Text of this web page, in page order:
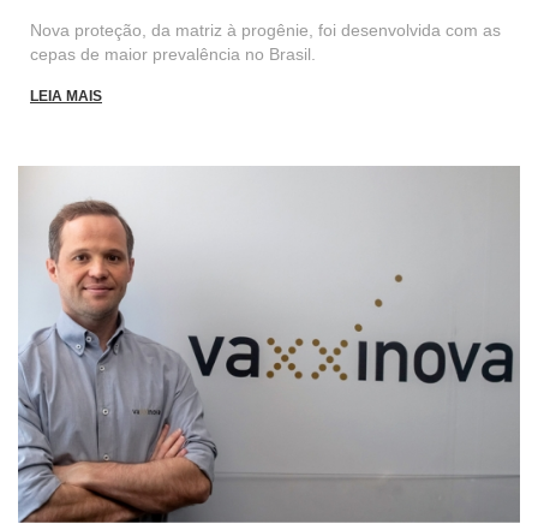
Nova proteção, da matriz à progênie, foi desenvolvida com as
cepas de maior prevalência no Brasil.
LEIA MAIS